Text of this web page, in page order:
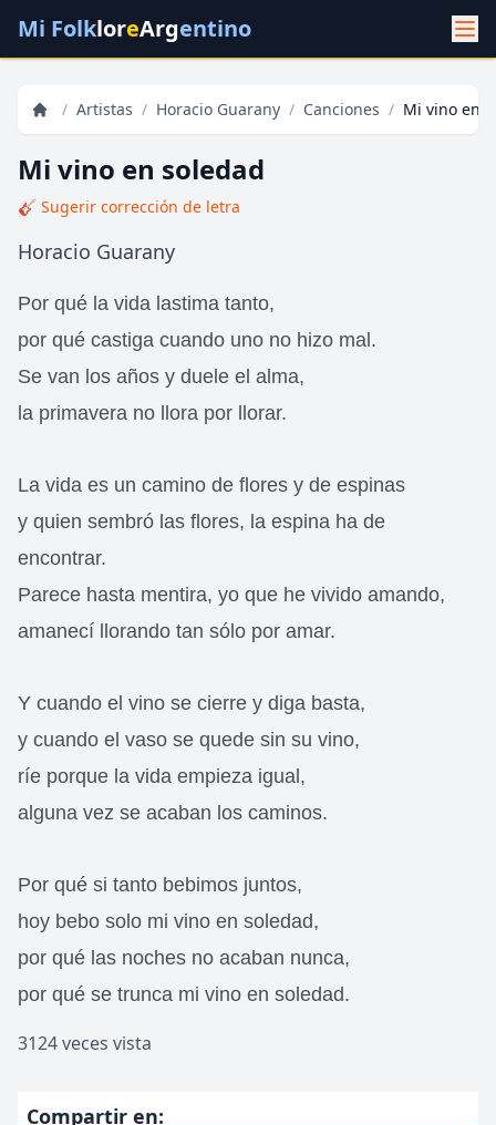
Mi FolkloreArgentino
/ Artistas / Horacio Guarany / Canciones / Mi vino en
Mi vino en soledad
🎸 Sugerir corrección de letra
Horacio Guarany
Por qué la vida lastima tanto,
por qué castiga cuando uno no hizo mal.
Se van los años y duele el alma,
la primavera no llora por llorar.
La vida es un camino de flores y de espinas
y quien sembró las flores, la espina ha de
encontrar.
Parece hasta mentira, yo que he vivido amando,
amanecí llorando tan sólo por amar.
Y cuando el vino se cierre y diga basta,
y cuando el vaso se quede sin su vino,
ríe porque la vida empieza igual,
alguna vez se acaban los caminos.
Por qué si tanto bebimos juntos,
hoy bebo solo mi vino en soledad,
por qué las noches no acaban nunca,
por qué se trunca mi vino en soledad.
3124 veces vista
Compartir en: